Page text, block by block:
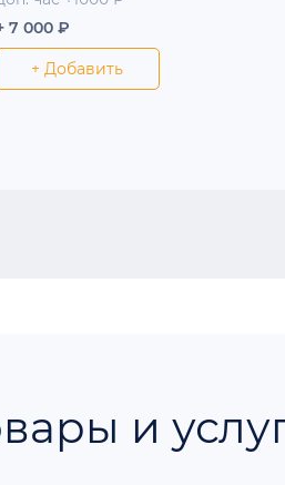
7 000 ₽
+ Добавить
и